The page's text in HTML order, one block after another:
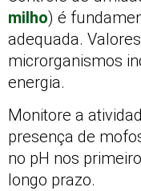
milho) é
adequada.
microrganismos
energia.
Monitore a
presença de
no pH nos
longo prazo.